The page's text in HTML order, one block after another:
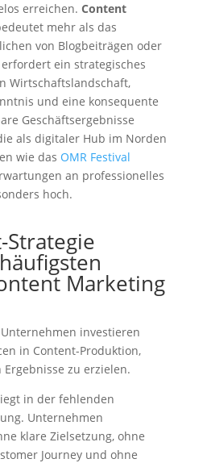
erreichen. Content
mehr als das
von Blogbeiträgen oder
erfordert ein strategisches
Wirtschaftslandschaft,
und eine konsequente
Geschäftsergebnisse
als digitaler Hub im Norden
wie das OMR Festival
an professionelles
hoch.
Marketing
investieren
in Content-Produktion,
zu erzielen.
in der fehlenden
Unternehmen
klare Zielsetzung, ohne
Journey und ohne